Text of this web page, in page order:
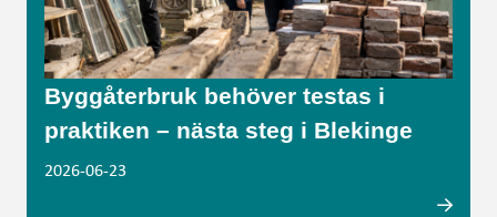
Byggåterbruk behöver testas i
praktiken – nästa steg i Blekinge
2026-06-23